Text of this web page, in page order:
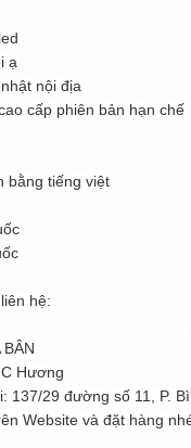
ạ
nội địa
cấp phiên bản hạn chế
bằng tiếng việt
hệ:
Hương
137/29 đường số 11, P.
Website và đặt hàng